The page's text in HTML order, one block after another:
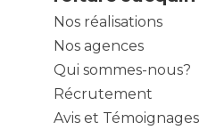
Nos réalisations
Nos agences
Qui sommes-nous?
Récrutement
Avis et Témoignages